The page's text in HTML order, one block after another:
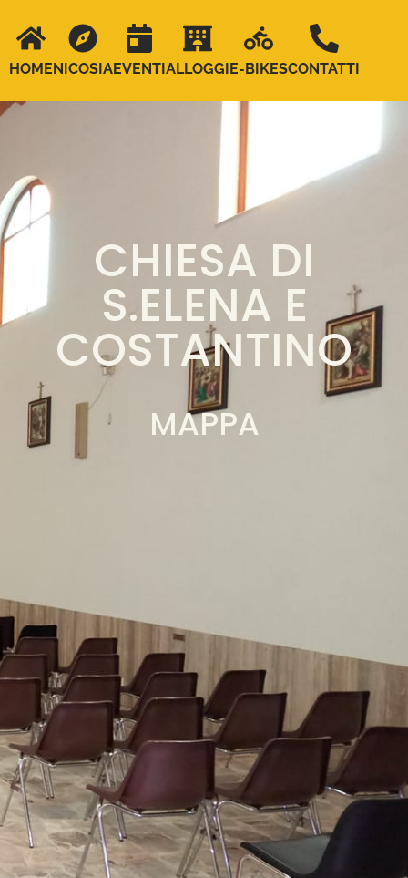
HOMENICOSIAEVENTIALLOGGIE-BIKESCONTATTI
CHIESA DI
S.ELENA E
COSTANTINO
MAPPA